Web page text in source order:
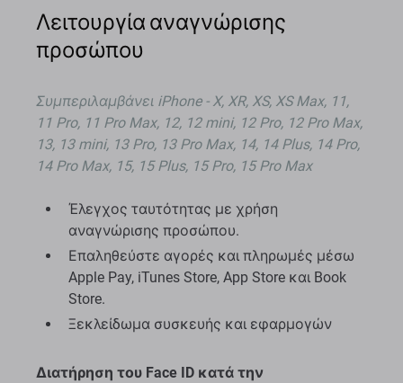
Λειτουργία αναγνώρισης
προσώπου
Συμπεριλαμβάνει iPhone - X, XR, XS, XS Max, 11,
11 Pro, 11 Pro Max, 12, 12 mini, 12 Pro, 12 Pro Max,
13, 13 mini, 13 Pro, 13 Pro Max, 14, 14 Plus, 14 Pro,
14 Pro Max, 15, 15 Plus, 15 Pro, 15 Pro Max
Έλεγχος ταυτότητας με χρήση
αναγνώρισης προσώπου.
Επαληθεύστε αγορές και πληρωμές μέσω
Apple Pay, iTunes Store, App Store και Book
Store.
Ξεκλείδωμα συσκευής και εφαρμογών
Διατήρηση του Face ID κατά την